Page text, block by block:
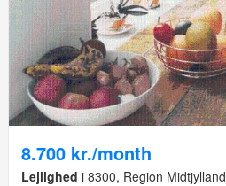
8.700 kr./month
Lejlighed i 8300, Region Midtjylland